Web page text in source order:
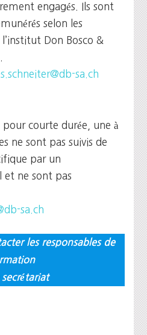
engagés. Ils sont
selon les
Don Bosco &
sa.ch
pour courte durée, une à
ne sont pas suivis de
par un
et ne sont pas
sa.ch
les responsables de